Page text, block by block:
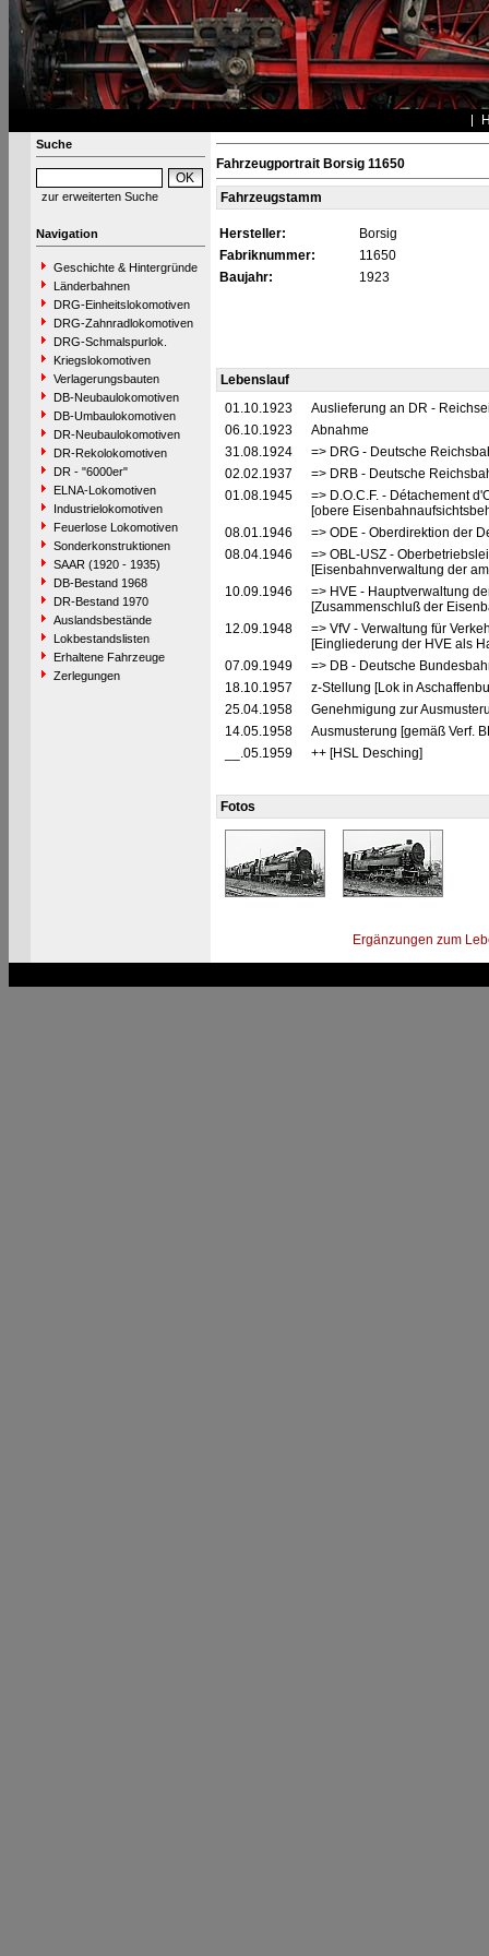
Suche
zur erweiterten Suche
Navigation
Geschichte & Hintergründe
Länderbahnen
DRG-Einheitslokomotiven
DRG-Zahnradlokomotiven
DRG-Schmalspurlok.
Kriegslokomotiven
Verlagerungsbauten
DB-Neubaulokomotiven
DB-Umbaulokomotiven
DR-Neubaulokomotiven
DR-Rekolokomotiven
DR - "6000er"
ELNA-Lokomotiven
Industrielokomotiven
Feuerlose Lokomotiven
Sonderkonstruktionen
SAAR (1920 - 1935)
DB-Bestand 1968
DR-Bestand 1970
Auslandsbestände
Lokbestandslisten
Erhaltene Fahrzeuge
Zerlegungen
Fahrzeugportrait Borsig 11650
Fahrzeugstamm
Hersteller:
Borsig
Fabriknummer:
11650
Baujahr:
1923
Lebenslauf
01.10.1923
Auslieferung an DR -
06.10.1923
Abnahme
31.08.1924
=> DRG - Deutsche
02.02.1937
=> DRB - Deutsche
01.08.1945
=> D.O.C.F. - Détachement
[obere
08.01.1946
=> ODE - Oberdirektion der
08.04.1946
=> OBL-USZ -
[Eisenbahnverwaltung der
10.09.1946
=> HVE - Hauptverwaltung
[Zusammenschluß der
12.09.1948
=> VfV - Verwaltung für
[Eingliederung der HVE als
07.09.1949
=> DB - Deutsche
18.10.1957
z-Stellung [Lok in
25.04.1958
Genehmigung zur
14.05.1958
Ausmusterung [gemäß Verf.
__.05.1959
++ [HSL Desching]
Fotos
Ergänzungen zum